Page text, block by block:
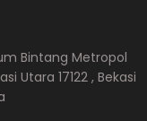
Bintang Metropol
Utara 17122 , Bekasi